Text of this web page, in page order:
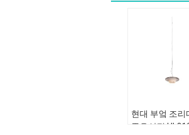
현대 부엌 조리
중음식점